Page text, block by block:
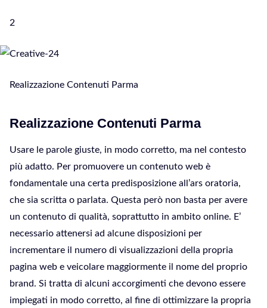
2
Realizzazione Contenuti Parma
Realizzazione Contenuti Parma
Usare le parole giuste, in modo corretto, ma nel contesto
più adatto. Per promuovere un contenuto web è
fondamentale una certa predisposizione all’ars oratoria,
che sia scritta o parlata. Questa però non basta per avere
un contenuto di qualità, soprattutto in ambito online. E’
necessario attenersi ad alcune disposizioni per
incrementare il numero di visualizzazioni della propria
pagina web e veicolare maggiormente il nome del proprio
brand. Si tratta di alcuni accorgimenti che devono essere
impiegati in modo corretto, al fine di ottimizzare la propria